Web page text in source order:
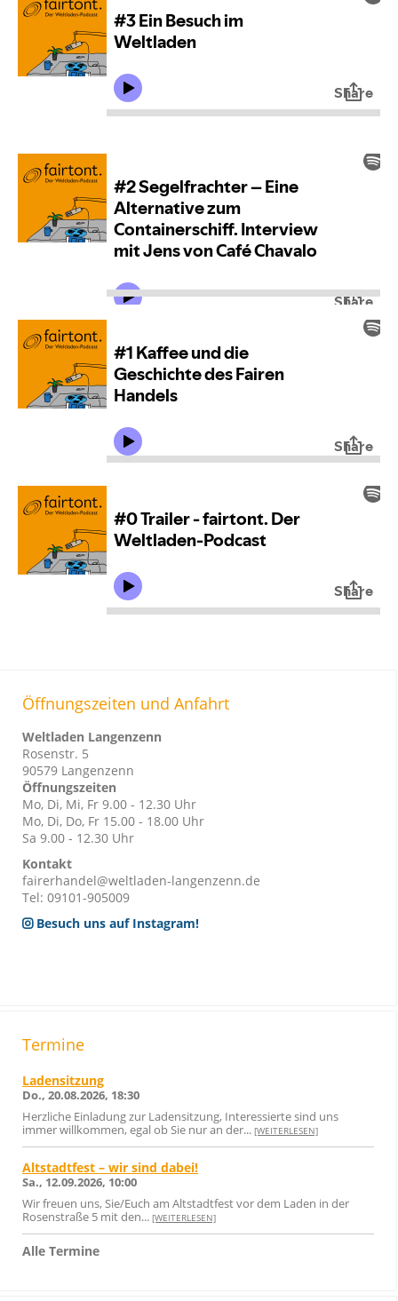
Öffnungszeiten und Anfahrt
Weltladen Langenzenn
Rosenstr. 5
90579 Langenzenn
Öffnungszeiten
Mo, Di, Mi, Fr 9.00 - 12.30 Uhr
Mo, Di, Do, Fr 15.00 - 18.00 Uhr
Sa 9.00 - 12.30 Uhr
Kontakt
fairerhandel@weltladen-langenzenn.de
Tel: 09101-905009
Besuch uns auf Instagram!
Termine
Ladensitzung
Do., 20.08.2026, 18:30
Herzliche Einladung zur Ladensitzung, Interessierte sind uns
immer willkommen, egal ob Sie nur an der... [WEITERLESEN]
Altstadtfest – wir sind dabei!
Sa., 12.09.2026, 10:00
Wir freuen uns, Sie/Euch am Altstadtfest vor dem Laden in der
Rosenstraße 5 mit den... [WEITERLESEN]
Alle Termine